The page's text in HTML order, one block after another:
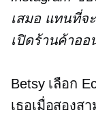
เสมอ แทนที่จ
เปิดร้านค้าออ
Betsy เลือก
เธอเมื่อสองส